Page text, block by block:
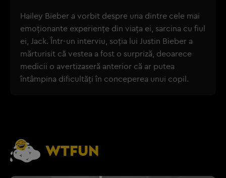
Hailey Bieber a vorbit despre una dintre cele mai
emoționante experiențe din viața ei, sarcina cu fiul
ei, Jack. Într-un interviu, soția lui Justin Bieber a
mărturisit că vestea a fost o surpriză, deoarece
medicii o avertizaseră anterior că ar putea
întâmpina dificultăți în conceperea unui copil.
WTFUN